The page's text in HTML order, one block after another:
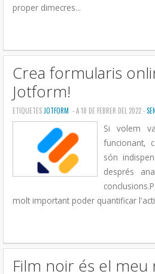
proper dimecres...
Crea formularis
Jotform!
ETIQUETESJOTFORM - A 18 DE FEBRER DEL 2022 -
Si volem
funcionant,
són
després
molt important poder quantificar
Film noir és el